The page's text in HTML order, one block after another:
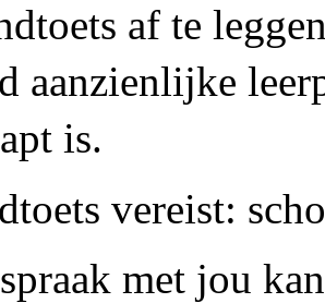
af te
aanzienlijke
is.
vereist:
met jou